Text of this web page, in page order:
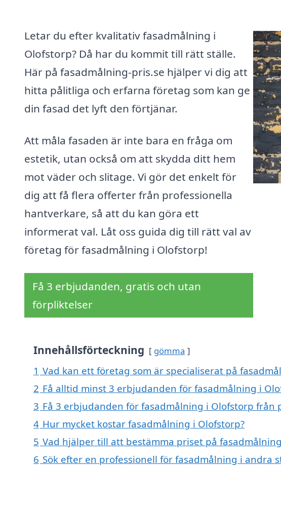
Letar du efter kvalitativ fasadmålning i
Olofstorp? Då har du kommit till rätt ställe.
Här på fasadmålning-pris.se hjälper vi dig att
hitta pålitliga och erfarna företag som kan ge
din fasad det lyft den förtjänar.
Att måla fasaden är inte bara en fråga om
estetik, utan också om att skydda ditt hem
mot väder och slitage. Vi gör det enkelt för
dig att få flera offerter från professionella
hantverkare, så att du kan göra ett
informerat val. Låt oss guida dig till rätt val av
företag för fasadmålning i Olofstorp!
Få 3 erbjudanden, gratis och utan
förpliktelser
Innehållsförteckning gömma
1 Vad kan ett företag som är specialiserat på
2 Få alltid minst 3 erbjudanden för fasadmålning i
3 Få 3 erbjudanden för fasadmålning i Olofstorp från
4 Hur mycket kostar fasadmålning i Olofstorp?
5 Vad hjälper till att bestämma priset på
6 Sök efter en professionell för fasadmålning i andra